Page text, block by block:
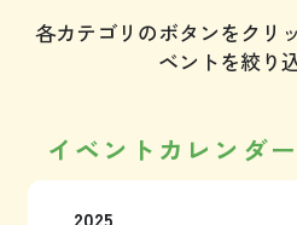
各カテゴリのボタンをクリ
ベントを絞り
イベントカレンダー